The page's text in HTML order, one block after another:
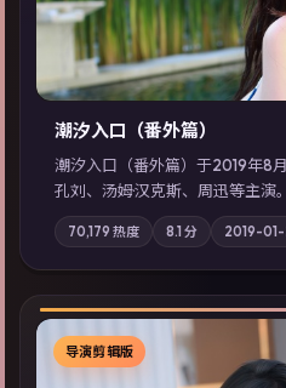
潮汐入口（番外篇）
潮汐入口（番外篇）于2019年8
孔刘、汤姆·汉克斯、周迅等主
小镇的平静被一封匿名信彻底打
站内亦可通过「国产免费观看高
型高分佳作，畅享高清在线追剧
70,179 热度 8.1 分 2019-01-
导演剪辑版